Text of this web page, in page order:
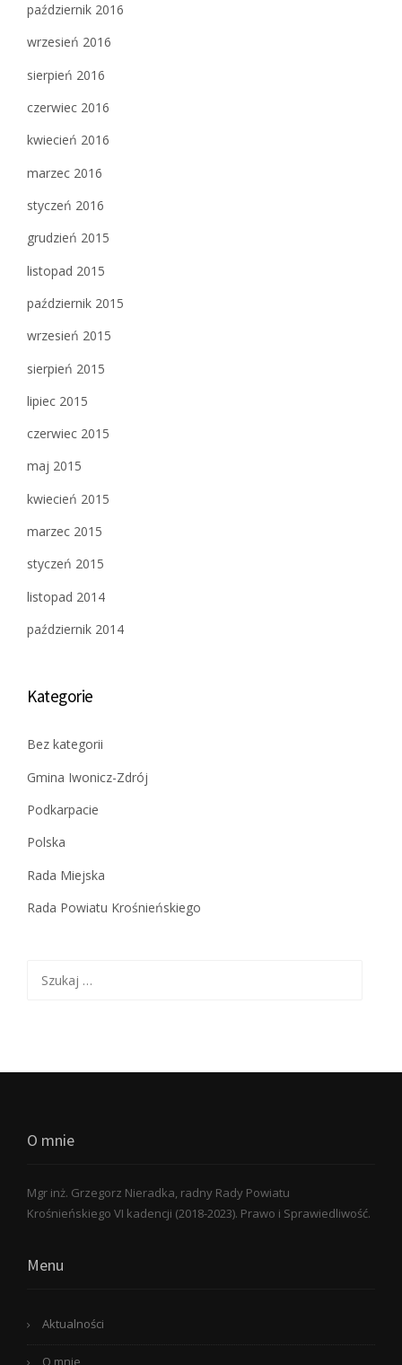
październik 2016
wrzesień 2016
sierpień 2016
czerwiec 2016
kwiecień 2016
marzec 2016
styczeń 2016
grudzień 2015
listopad 2015
październik 2015
wrzesień 2015
sierpień 2015
lipiec 2015
czerwiec 2015
maj 2015
kwiecień 2015
marzec 2015
styczeń 2015
listopad 2014
październik 2014
Kategorie
Bez kategorii
Gmina Iwonicz-Zdrój
Podkarpacie
Polska
Rada Miejska
Rada Powiatu Krośnieńskiego
O mnie
Mgr inż. Grzegorz Nieradka, radny Rady Powiatu
Krośnieńskiego VI kadencji (2018-2023). Prawo i Sprawiedliwość.
Menu
Aktualności
O mnie